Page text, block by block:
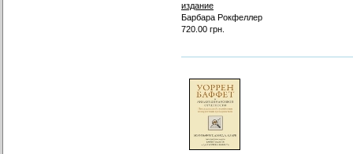
издание
Барбара Рокфеллер
720.00 грн.